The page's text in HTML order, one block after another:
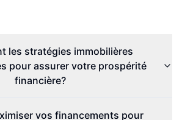
les stratégies immobilières
pour assurer votre prospérité
financière?
vos financements pour